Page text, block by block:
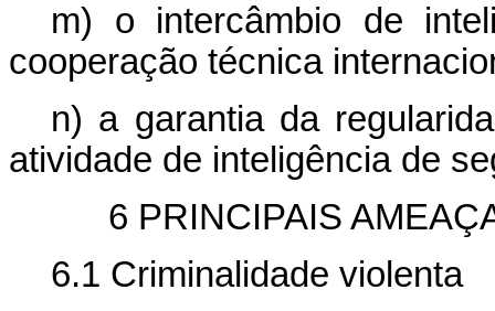
m) o intercâmbio de
cooperação técnica
n) a garantia da
atividade de inteligência de
6 PRINCIPAIS
6.1 Criminalidade violenta